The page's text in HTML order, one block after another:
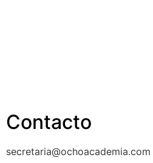
Contacto
secretaria@ochoacademia.com